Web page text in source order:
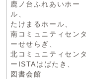
鹿ノ台ふれあいホー
ル、
たけまるホール、
南コミュニティセンタ
ーせせらぎ、
北コミュニティセンタ
ーISTAはばたき、
図書会館